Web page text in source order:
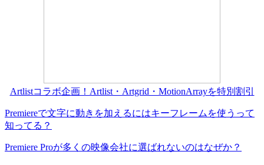
Artlistコラボ企画！Artlist・Artgrid・MotionArrayを特別割引
Premiereで文字に動きを加えるにはキーフレームを使うって
知ってる？
Premiere Proが多くの映像会社に選ばれないのはなぜか？